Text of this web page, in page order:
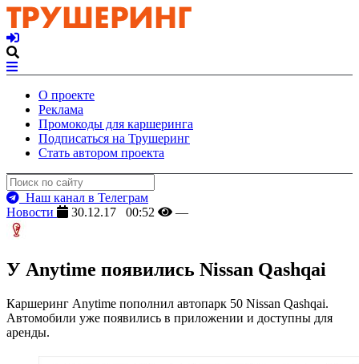
О проекте
Реклама
Промокоды для каршеринга
Подписаться на Трушеринг
Стать автором проекта
Наш канал в Телеграм
Новости
30.12.17 00:52 —
У Anytime появились Nissan Qashqai
Каршеринг Anytime пополнил автопарк 50 Nissan Qashqai.
Автомобили уже появились в приложении и доступны для
аренды.